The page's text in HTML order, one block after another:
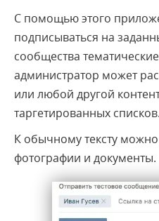
С помощью этого
подписываться на
сообщества
администратор может
или любой другой
таргетированных списков.
К обычному тексту
фотографии и документы.